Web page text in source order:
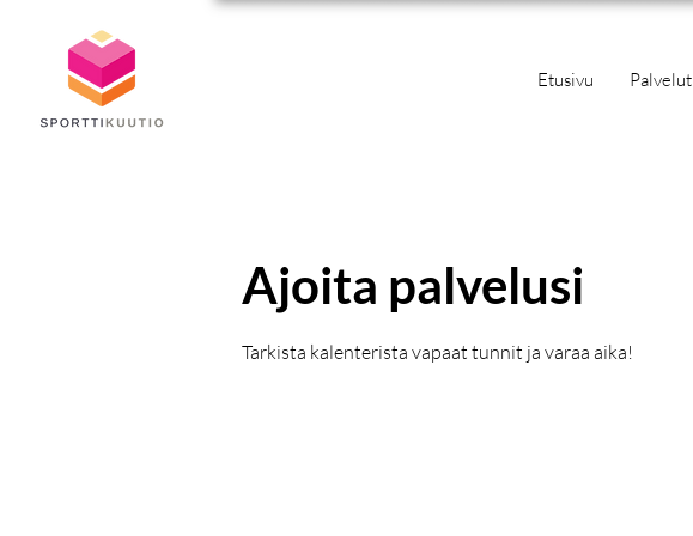
Etusivu Palvelut
Ajoita palvelusi
Tarkista kalenterista vapaat tunnit ja varaa aika!